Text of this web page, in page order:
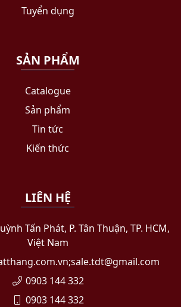
Tuyển dụng
SẢN PHẨM
Catalogue
Sản phẩm
Tin tức
Kiến thức
LIÊN HỆ
Tấn Phát, P. Tân Thuận, TP. HCM,
Việt Nam
0903 144 332
0903 144 332